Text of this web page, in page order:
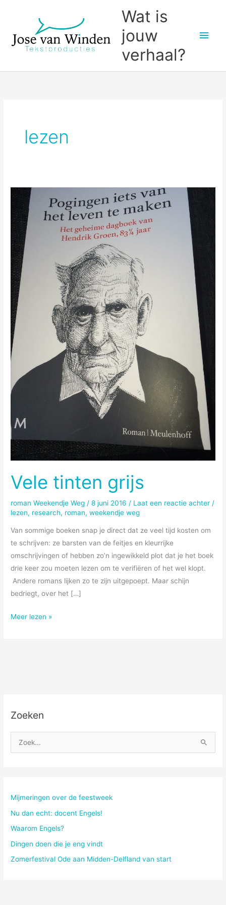
inhoud
Wat is
jouw
verhaal?
lezen
Vele tinten grijs
roman Weekendje Weg /8 juni 2016 / Laat een reactie achter /
lezen, research, roman,weekendje weg
Van sommige boeken snap je direct dat ze veel tijd kosten om
te schrijven: ze barsten van de feitjes en kleurrijke
omschrijvingen of hebben zo’n ingewikkeld plot dat je het boek
drie keer zou moeten lezen om te verifiëren of het wel klopt.
Andere romans lijken zo te zijn uitgepoept. Maar schijn
bedriegt, over het […]
Vele
Meer lezen »
Zoeken
o
r
:
Mijmeringen over de feestweek
Nu dan echt: docent Engels!
Waarom Engels?
Dingen doen die je eng vindt
Zomerfestival Ode aan Midden-Delfland van start